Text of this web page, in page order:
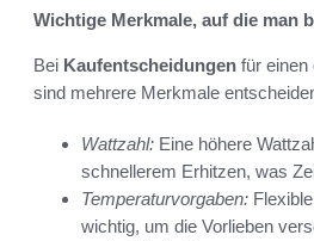
Wichtige Merkmale, auf die man
Bei Kaufentscheidungen für einen
sind mehrere Merkmale
Wattzahl: Eine höhere
schnellerem Erhitzen, was
Temperaturvorgaben:
wichtig, um die Vorlieben